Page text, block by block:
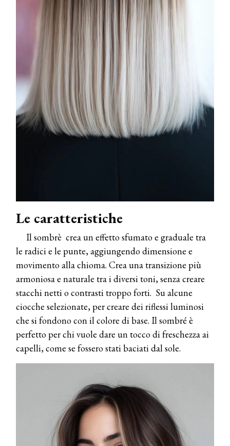
Le caratteristiche
Il sombrè crea un effetto sfumato e graduale tra
le radici e le punte, aggiungendo dimensione e
movimento alla chioma. Crea una transizione più
armoniosa e naturale tra i diversi toni, senza creare
stacchi netti o contrasti troppo forti. Su alcune
ciocche selezionate, per creare dei riflessi luminosi
che si fondono con il colore di base. Il sombré è
perfetto per chi vuole dare un tocco di freschezza ai
capelli, come se fossero stati baciati dal sole.